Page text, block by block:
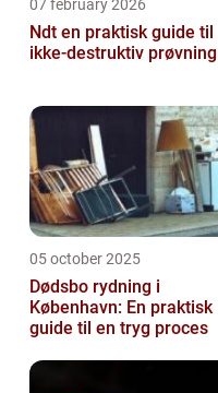
07 february 2026
Ndt en praktisk guide til
ikke-destruktiv prøvning
05 october 2025
Dødsbo rydning i
København: En praktisk
guide til en tryg proces